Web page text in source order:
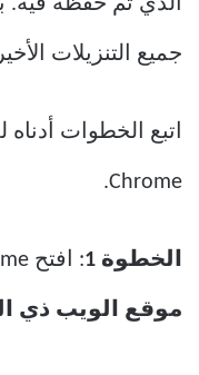
جميع التنزيلات
Chrome.
الخطوة 1 : افتح Chrome على جهازك وانتقل إلى
موقع الويب ذي